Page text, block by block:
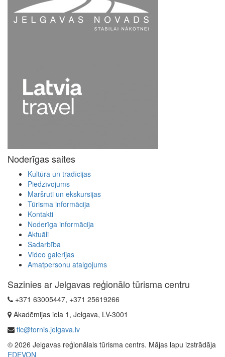
Noderīgas saites
Kultūra un tradīcijas
Piedzīvojums
Maršruti un ekskursijas
Tūrisma informācija
Kontakti
Noderīga informācija
Aktuāli
Sadarbība
Video galerijas
Amatpersonu atalgojums
Sazinies ar Jelgavas reģionālo tūrisma centru
+371 63005447, +371 25619266
Akadēmijas iela 1, Jelgava, LV-3001
tic@tornis.jelgava.lv
© 2026 Jelgavas reģionālais tūrisma centrs. Mājas lapu izstrādāja
EDEVON